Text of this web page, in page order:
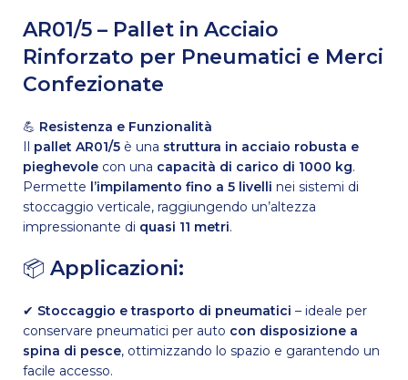
AR01/5 – Pallet in Acciaio
Rinforzato per Pneumatici e Merci
Confezionate
💪 Resistenza e Funzionalità
Il pallet AR01/5 è una struttura in acciaio robusta e
pieghevole con una capacità di carico di 1000 kg.
Permette l’impilamento fino a 5 livelli nei sistemi di
stoccaggio verticale, raggiungendo un’altezza
impressionante di quasi 11 metri.
📦Applicazioni:
✔ Stoccaggio e trasporto di pneumatici – ideale per
conservare pneumatici per auto con disposizione a
spina di pesce, ottimizzando lo spazio e garantendo un
facile accesso.